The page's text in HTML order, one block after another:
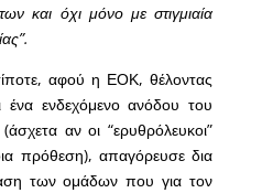
και όχι μόνο με στιγμιαία
αφού η ΕΟΚ, θέλοντας
ένα ενδεχόμενο ανόδου του
αν οι “ερυθρόλευκοι”
πρόθεση), απαγόρευσε δια
των ομάδων που για τον